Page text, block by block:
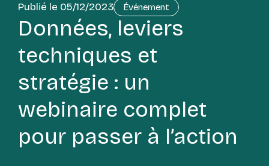
Publié le 05/12/2023 Événement
Données, leviers
techniques et
stratégie : un
webinaire complet
pour passer à l’action